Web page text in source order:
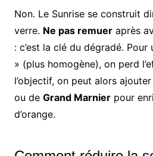
Non. Le Sunrise se construit
verre. Ne pas remueraprès
: c’est la clé du dégradé. Pour
» (plus homogène), on perd
l’objectif, on peut alors
ou de Grand Marnierpour
d’orange.